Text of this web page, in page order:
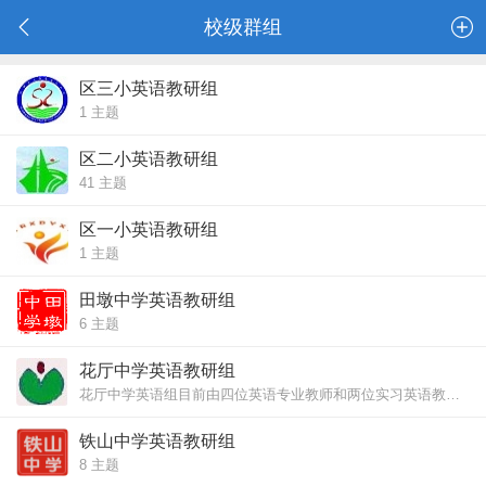
校级群组
区三小英语教研组
1 主题
区二小英语教研组
41 主题
区一小英语教研组
1 主题
田墩中学英语教研组
6 主题
花厅中学英语教研组
花厅中学英语组目前由四位英语专业教师和两位实习英语教师组成
铁山中学英语教研组
8 主题